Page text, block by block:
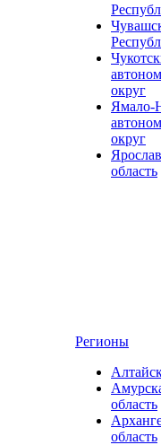
округ
Ямало-
округ
область
Регионы
область
область